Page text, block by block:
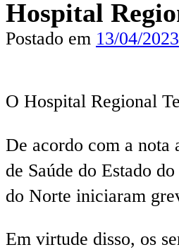
Hospital
Postado em 13/04/2023
O Hospital Regional
De acordo com a nota
de Saúde do Estado
do Norte iniciaram
Em virtude disso, os